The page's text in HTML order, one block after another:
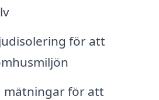
för att
mätningar för att